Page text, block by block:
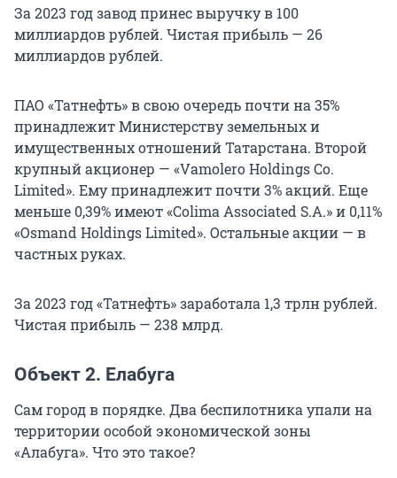
За 2023 год завод принес выручку в 100
миллиардов рублей. Чистая прибыль — 26
миллиардов рублей.
ПАО «Татнефть» в свою очередь почти на 35%
принадлежит Министерству земельных и
имущественных отношений Татарстана. Второй
крупный акционер — «Vamolero Holdings Co.
Limited». Ему принадлежит почти 3% акций. Еще
меньше 0,39% имеют «Colima Associated S.A.» и 0,11%
«Osmand Holdings Limited». Остальные акции — в
частных руках.
За 2023 год «Татнефть» заработала 1,3 трлн рублей.
Чистая прибыль — 238 млрд.
Объект 2. Елабуга
Сам город в порядке. Два беспилотника упали на
территории особой экономической зоны
«Алабуга». Что это такое?